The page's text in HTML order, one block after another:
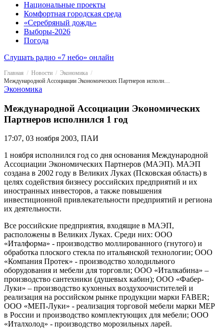
Национальные проекты
Комфортная городская среда
«Серебряный дождь»
Выборы-2026
Погода
Слушать радио «7 небо» онлайн
Главная Новости
Экономика
Международной Ассоциации Экономических Партнеров исполнился 1 год
Экономика
Международной Ассоциации Экономических
Партнеров исполнился 1 год
17:07, 03 ноября 2003, ПАИ
1 ноября исполнился год со дня основания Международной
Ассоциации Экономических Партнеров (МАЭП). МАЭП
создана в 2002 году в Великих Луках (Псковская область) в
целях содействия бизнесу российских предприятий и их
иностранных инвесторов, а также повышения
инвестиционной привлекательности предприятий и региона
их деятельности.
Все российские предприятия, входящие в МАЭП,
расположены в Великих Луках. Среди них: ООО
«Италформа» - производство моллированного (гнутого) и
обработка плоского стекла по итальянской технологии; ООО
«Компания Протек» - производство холодильного
оборудования и мебели для торговли; ООО «Италкабина» –
производство сантехники (душевых кабин); ООО «Фабер-
Луки» – производство кухонных воздухоочистителей и
реализация на российском рынке продукции марки FABER;
ООО «МЕП-Луки» - реализация торговой мебели марки MEP
в России и производство комплектующих для мебели; ООО
«Италхолод» - производство морозильных ларей.